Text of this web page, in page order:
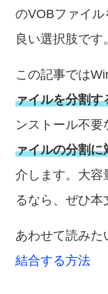
のVOBファイ
良い選択肢です
この記事では
ァイルを分割す
ンストール不
ァイルの分割に
介します。大容
るなら、ぜひ本
あわせて読みた
結合する方法